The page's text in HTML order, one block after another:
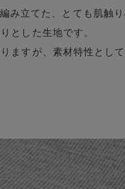
み立てた、とても肌触り
とした生地です。
ますが、素材特性とし